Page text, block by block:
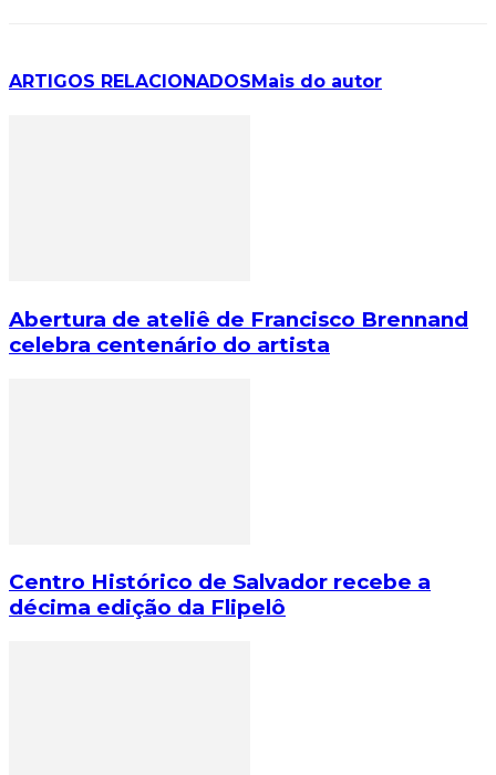
ARTIGOS RELACIONADOSMais do autor
Abertura de ateliê de Francisco Brennand
celebra centenário do artista
Centro Histórico de Salvador recebe a
décima edição da Flipelô